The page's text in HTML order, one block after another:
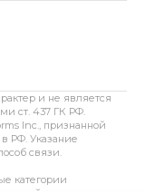
и не является
ст. 437 ГК РФ.
Inc., признанной
РФ. Указание
связи.
категории